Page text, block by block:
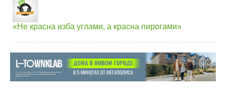
«Не красна изба углами, а красна пирогами»